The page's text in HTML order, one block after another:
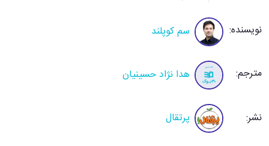
نویسنده: سم کوپلند
مترجم: هدا نژاد حسینیان
نشر: پرتقال